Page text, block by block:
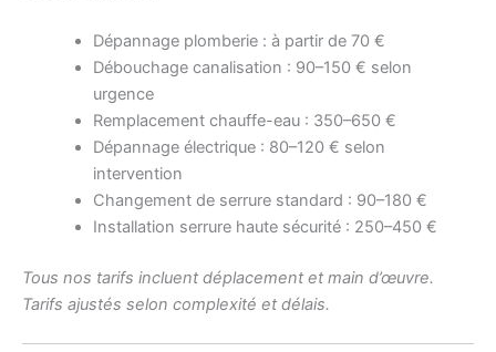
Dépannage plomberie : à partir de 70 €
Débouchage canalisation : 90–150 € selon
urgence
Remplacement chauffe-eau : 350–650 €
Dépannage électrique : 80–120 € selon
intervention
Changement de serrure standard : 90–180 €
Installation serrure haute sécurité : 250–450 €
Tous nos tarifs incluent déplacement et main d’œuvre.
Tarifs ajustés selon complexité et délais.